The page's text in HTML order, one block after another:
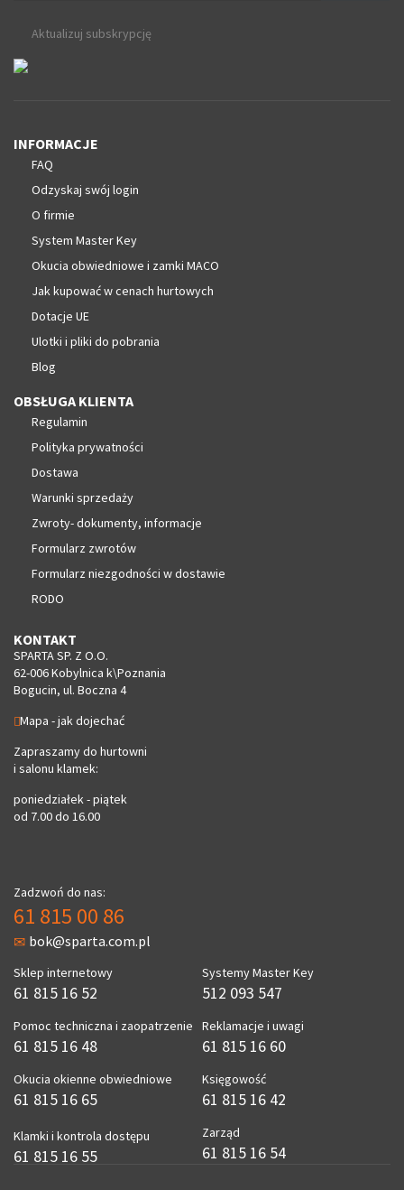
Aktualizuj subskrypcję
INFORMACJE
FAQ
Odzyskaj swój login
O firmie
System Master Key
Okucia obwiedniowe i zamki MACO
Jak kupować w cenach hurtowych
Dotacje UE
Ulotki i pliki do pobrania
Blog
OBSŁUGA KLIENTA
Regulamin
Polityka prywatności
Dostawa
Warunki sprzedaży
Zwroty- dokumenty, informacje
Formularz zwrotów
Formularz niezgodności w dostawie
RODO
KONTAKT
SPARTA SP. Z O.O.
62-006 Kobylnica k\Poznania
Bogucin, ul. Boczna 4
Mapa - jak dojechać
Zapraszamy do hurtowni
i salonu klamek:
poniedziałek - piątek
od 7.00 do 16.00
Zadzwoń do nas:
61 815 00 86
bok@sparta.com.pl
Sklep internetowy
61 815 16 52
Pomoc techniczna i zaopatrzenie
61 815 16 48
Okucia okienne obwiedniowe
61 815 16 65
Klamki i kontrola dostępu
61 815 16 55
Systemy Master Key
512 093 547
Reklamacje i uwagi
61 815 16 60
Księgowość
61 815 16 42
Zarząd
61 815 16 54